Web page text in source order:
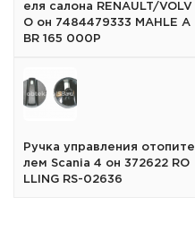
еля салона RENAULT/VOLV
O он 7484479333 MAHLE A
BR 165 000P
Ручка управления отопите
лем Scania 4 он 372622 RO
LLING RS-02636